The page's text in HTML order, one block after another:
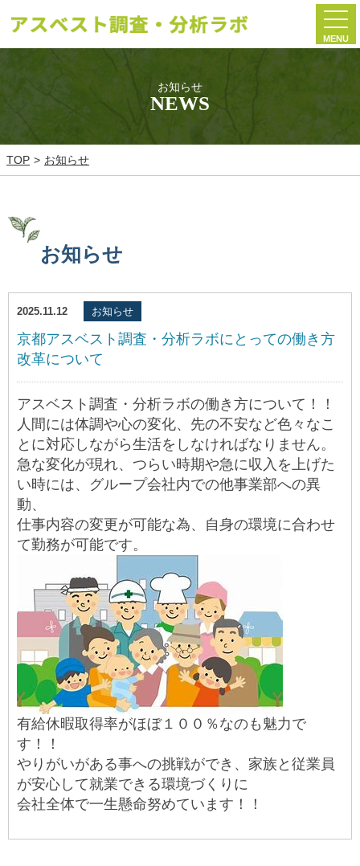
MENU
お知らせ
NEWS
TOP お知らせ
お知らせ
2025.11.12 お知らせ
京都アスベスト調査・分析ラボにとっての働き方
改革について
アスベスト調査・分析ラボの働き方について！！
人間には体調や心の変化、先の不安など色々なこ
とに対応しながら生活をしなければなりません。
急な変化が現れ、つらい時期や急に収入を上げた
い時には、グループ会社内での他事業部への異
動、
仕事内容の変更が可能な為、自身の環境に合わせ
て勤務が可能です。
有給休暇取得率がほぼ１００％なのも魅力で
す！！
やりがいがある事への挑戦ができ、家族と従業員
が安心して就業できる環境づくりに
会社全体で一生懸命努めています！！